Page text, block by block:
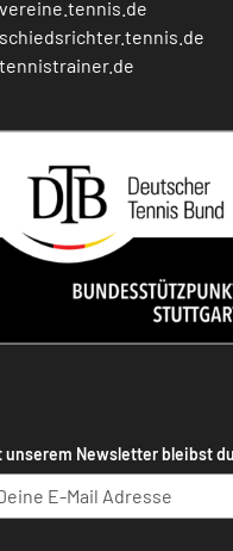
vereine.tennis.de
schiedsrichter.tennis.de
tennistrainer.de
unserem Newsletter bleibst